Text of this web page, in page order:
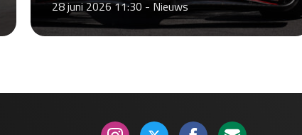
28 juni 2026 11:30 - Nieuws